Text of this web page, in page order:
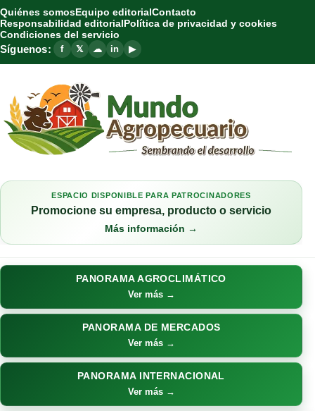
Quiénes somosEquipo editorialContacto
Responsabilidad editorialPolítica de privacidad y cookies
Condiciones del servicio
Síguenos: f 𝕏 ☁ in ▶
ESPACIO DISPONIBLE PARA PATROCINADORES
Promocione su empresa, producto o servicio
Más información →
PANORAMA AGROCLIMÁTICO
Ver más →
PANORAMA DE MERCADOS
Ver más →
PANORAMA INTERNACIONAL
Ver más →